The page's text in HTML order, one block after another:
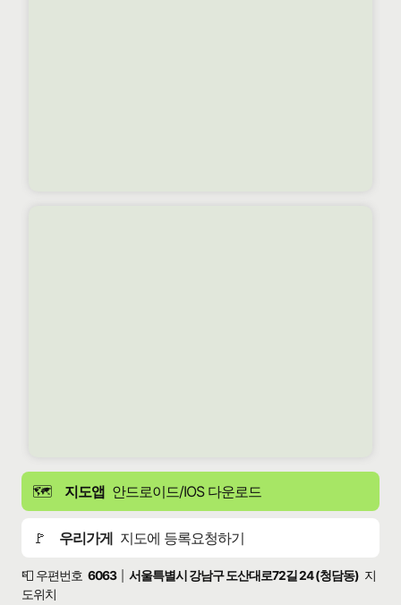
🗺️ 지도앱 안드로이드/IOS 다운로드
🚩 우리가게 지도에 등록요청하기
📮 우편번호 6063 서울특별시 강남구 도산대로72길 24 (청담동) 지
도위치